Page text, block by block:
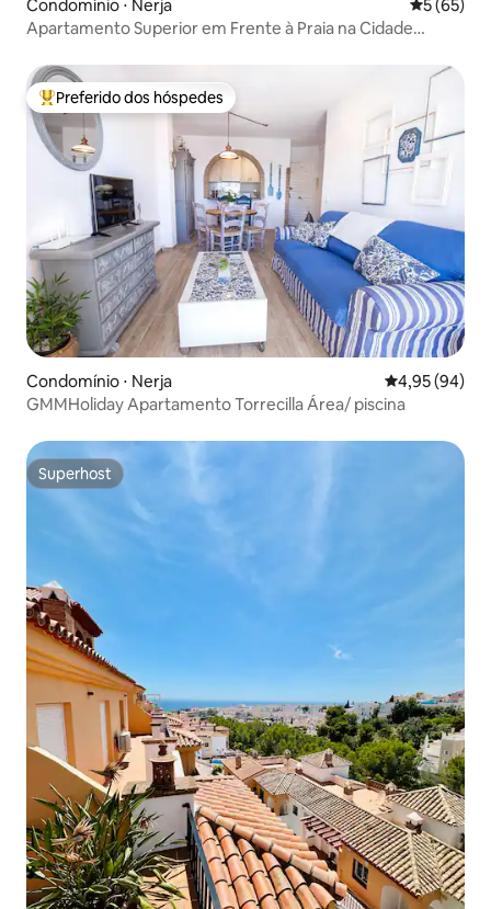
Condomínio ⋅ Nerja 5 de uma
5 (65)
Apartamento Superior em Frente à Praia na Cidade
Entre os melhores preferidos dos hóspedes
Preferido dos hóspedes
Condomínio ⋅ Nerja 4,95 de uma
4,95 (94)
GMMHoliday Apartamento Torrecilla Área/ piscina
Superhost
Superhost